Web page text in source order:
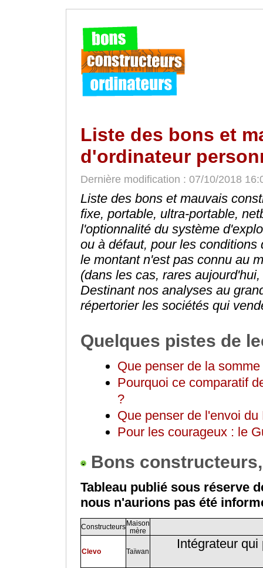
Liste des bons et
d'ordinateur
Dernière modification : 07/10/2018
Liste des bons et mauvais
fixe, portable, ultra-portable,
l'optionnalité du système
ou à défaut, pour les
le montant n'est pas connu au
(dans les cas, rares
Destinant nos analyses au
répertorier les sociétés qui
Quelques pistes de
Que penser de la
Pourquoi ce comparatif
?
Que penser de l'envoi du
Pour les courageux : le
Bons
Tableau publié sous réserve
nous n'aurions pas été
Constructeurs Maison
mère
Clevo Taïwan
Intégrateur